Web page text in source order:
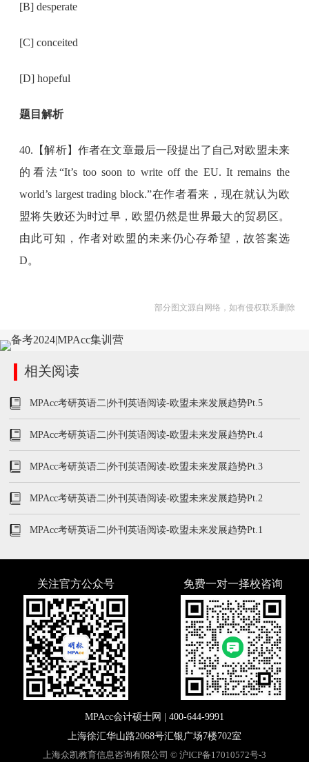
[B] desperate
[C] conceited
[D] hopeful
题目解析
40.【解析】作者在文章最后一段提出了自己对欧盟未来
的看法“It’s too soon to write off the EU. It remains the
world’s largest trading block.”在作者看来，现在就认为欧
盟将失败还为时过早，欧盟仍然是世界最大的贸易区。
由此可知，作者对欧盟的未来仍心存希望，故答案选
D。
部分图文源自网络，如有侵权联系删除
相关阅读
MPAcc考研英语二|外刊英语阅读-欧盟未来发展趋势Pt.5
MPAcc考研英语二|外刊英语阅读-欧盟未来发展趋势Pt.4
MPAcc考研英语二|外刊英语阅读-欧盟未来发展趋势Pt.3
MPAcc考研英语二|外刊英语阅读-欧盟未来发展趋势Pt.2
MPAcc考研英语二|外刊英语阅读-欧盟未来发展趋势Pt.1
关注官方公众号 免费一对一择校咨询
MPAcc会计硕士网 | 400-644-9991
上海徐汇华山路2068号汇银广场7楼702室
上海众凯教育信息咨询有限公司 © 沪ICP备17010572号-3